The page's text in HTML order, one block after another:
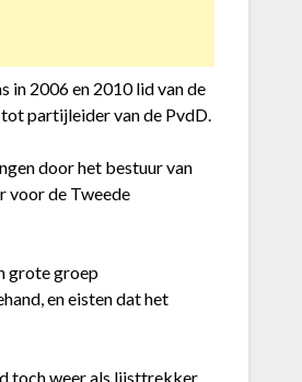
in 2006 en 2010 lid van de
partijleider van de PvdD.
door het bestuur van
voor de Tweede
grote groep
en eisten dat het
toch weer als lijsttrekker